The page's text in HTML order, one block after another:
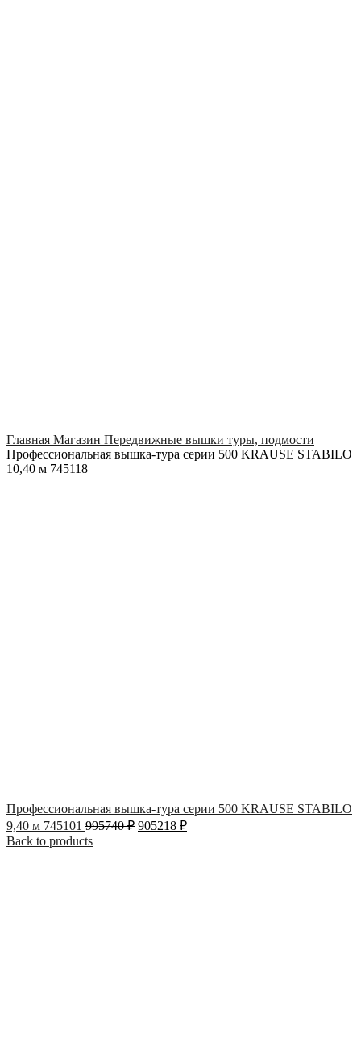
Главная Магазин Передвижные вышки туры, подмости
Профессиональная вышка-тура серии 500 KRAUSE STABILO
10,40 м 745118
Профессиональная вышка-тура серии 500 KRAUSE STABILO
9,40 м 745101 995740₽ 905218 ₽
Back to products